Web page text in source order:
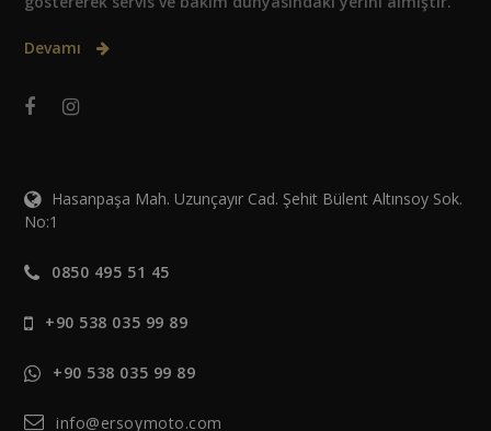
Devamı
Hasanpaşa Mah. Uzunçayır Cad. Şehit Bülent Altınsoy Sok.
No:1
0850 495 51 45
+90 538 035 99 89
+90 538 035 99 89
info@ersoymoto.com